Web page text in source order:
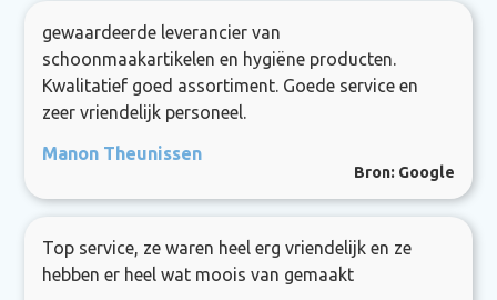
gewaardeerde leverancier van
schoonmaakartikelen en hygiëne producten.
Kwalitatief goed assortiment. Goede service en
zeer vriendelijk personeel.
Manon Theunissen
Bron: Google
Top service, ze waren heel erg vriendelijk en ze
hebben er heel wat moois van gemaakt